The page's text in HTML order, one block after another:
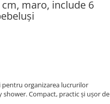
maro, include 6
pentru organizarea lucrurilor
Compact, practic și ușor de